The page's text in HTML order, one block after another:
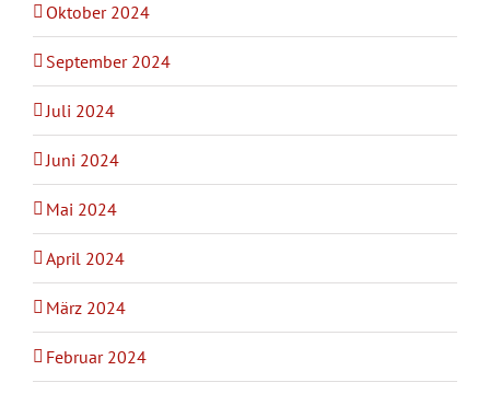
Oktober 2024
September 2024
Juli 2024
Juni 2024
Mai 2024
April 2024
März 2024
Februar 2024